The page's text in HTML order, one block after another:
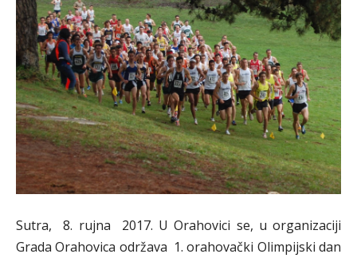
Sutra, 8. rujna 2017. U Orahovici se, u organizaciji
Grada Orahovica održava 1. orahovački Olimpijski dan